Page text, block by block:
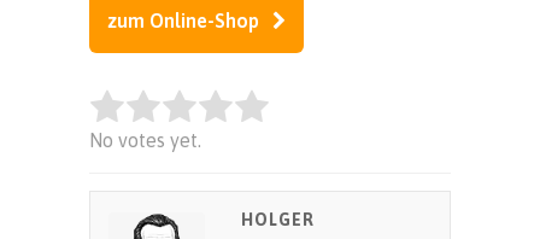
zum Online-Shop
Rate this item:
SUBMIT RATING
No votes yet.
HOLGER